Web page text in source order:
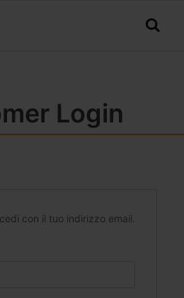
Login
con il tuo indirizzo email.